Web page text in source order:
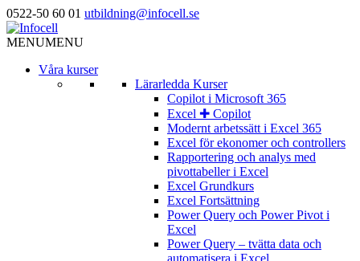
0522-50 60 01 utbildning@infocell.se
MENUMENU
Våra kurser
Lärarledda Kurser
Copilot i Microsoft 365
Excel ✚ Copilot
Modernt arbetssätt i Excel 365
Excel för ekonomer och controllers
Rapportering och analys med
pivottabeller i Excel
Excel Grundkurs
Excel Fortsättning
Power Query och Power Pivot i
Excel
Power Query – tvätta data och
automatisera i Excel